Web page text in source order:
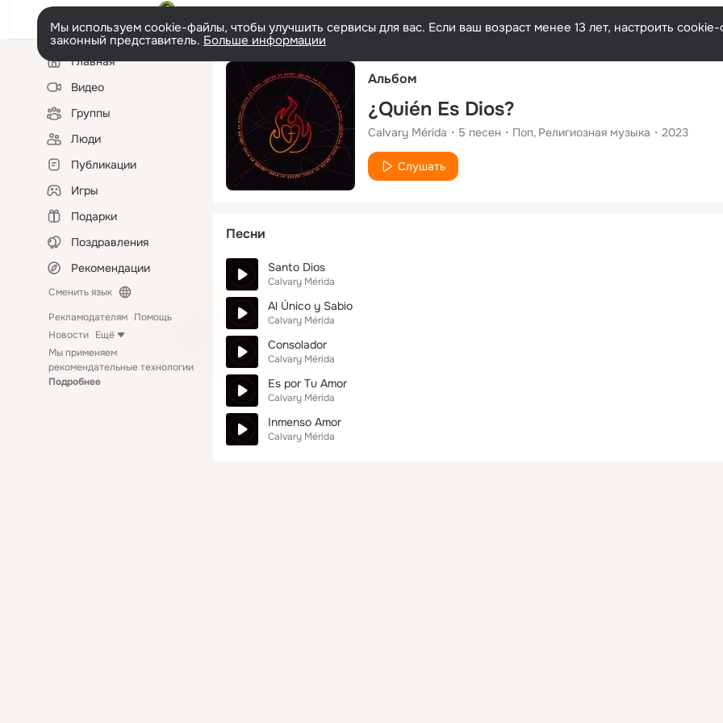
Мы используем cookie-файлы, чтобы улучшить сервисы для вас. Если ваш возраст менее 13 лет, настроить
законный представитель. Больше информации
Левая
колонкаГлавная
Видео
Группы
Люди
Публикации
Игры
Подарки
Поздравления
Рекомендации
Сменить язык
Рекламодателям Помощь
Новости Ещё
Мы применяем
рекомендательные технологии
Подробнее
Альбом
¿Quién Es Dios?
Calvary Mérida 5 песен Поп Религиозная музыка 2023
Слушать
Песни
Santo Dios
Calvary Mérida
Al Único y Sabio
Calvary Mérida
Consolador
Calvary Mérida
Es por Tu Amor
Calvary Mérida
Inmenso Amor
Calvary Mérida